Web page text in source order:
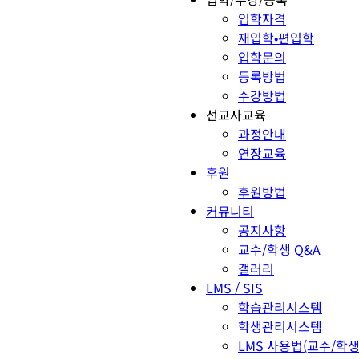
입학자격
재입학•편입학
입학문의
등록방법
수강방법
선교사교육
과정안내
연장교육
후원
후원방법
커뮤니티
공지사항
교수/학생 Q&A
갤러리
LMS / SIS
학습관리시스템
학생관리시스템
LMS 사용법(교수/학